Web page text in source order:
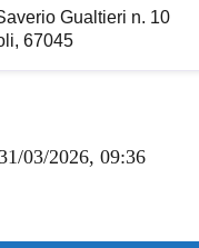
Gualtieri n. 10
67045
03/2026, 09:36